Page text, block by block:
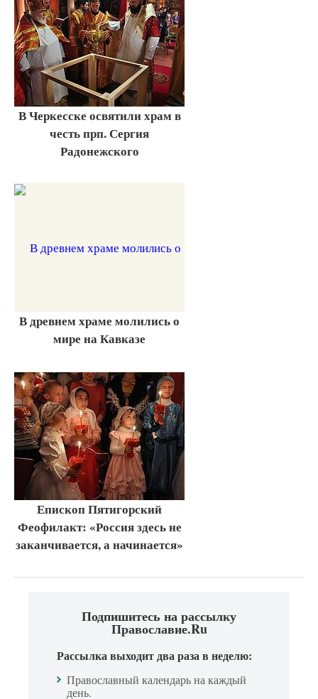
В Черкесске освятили храм в
честь прп. Сергия
Радонежского
В древнем храме молились о
мире на Кавказе
Епископ Пятигорский
Феофилакт: «Россия здесь не
заканчивается, а начинается»
Подпишитесь на рассылку
Православие.Ru
Рассылка выходит два раза в неделю:
Православный календарь на каждый
день.